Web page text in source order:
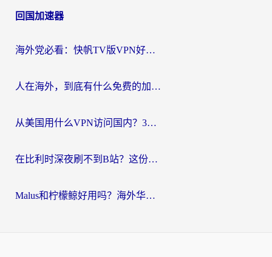
回国加速器
海外党必看：快帆TV版VPN好用吗？和Easyback VPN对比哪个回国效果更好？附2026真实测评
人在海外，到底有什么免费的加速器能让我安心追剧打游戏？
从美国用什么VPN访问国内？3年海外党亲测：选对工具才能无缝刷B站、看腾讯视频
在比利时深夜刷不到B站？这份回国加速器避坑指南请收好
Malus和柠檬鲸好用吗？海外华人亲测：回国加速器怎么选才不踩坑？